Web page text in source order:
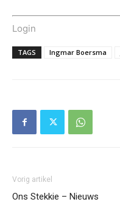
Login
TAGS Ingmar Boersma
Vorig artikel
Ons Stekkie – Nieuws